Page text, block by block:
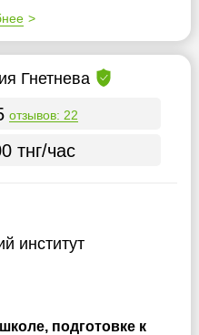
Гнетнева
отзывов: 22
тнг/час
институт
подготовке к